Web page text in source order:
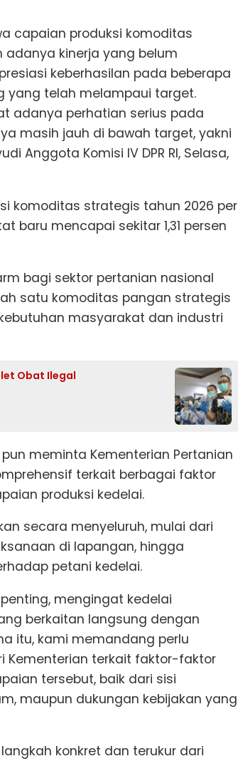
capaian produksi komoditas
kinerja yang belum
keberhasilan pada beberapa
yang telah melampaui target.
adanya perhatian serius pada
masih jauh di bawah target, yakni
Anggota Komisi IV DPR RI, Selasa,
komoditas strategis tahun 2026 per
baru mencapai sekitar 1,31 persen
bagi sektor pertanian nasional
satu komoditas pangan strategis
masyarakat dan industri
Obat Ilegal
meminta Kementerian Pertanian
terkait berbagai faktor
produksi kedelai.
secara menyeluruh, mulai dari
di lapangan, hingga
petani kedelai.
mengingat kedelai
berkaitan langsung dengan
itu, kami memandang perlu
Kementerian terkait faktor-faktor
tersebut, baik dari sisi
maupun dukungan kebijakan yang
konkret dan terukur dari